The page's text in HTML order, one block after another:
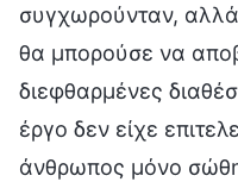
συγχωρούνταν,
θα μπορούσε να
διεφθαρμένες
έργο δεν είχε
άνθρωπος μόνο